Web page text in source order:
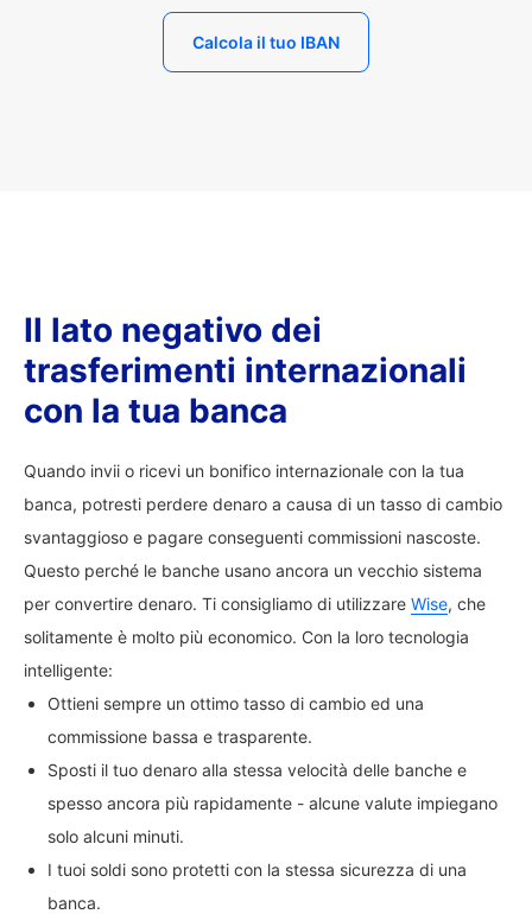
Calcola il tuo IBAN
Il lato negativo dei
trasferimenti internazionali
con la tua banca
Quando invii o ricevi un bonifico internazionale con la tua
banca, potresti perdere denaro a causa di un tasso di cambio
svantaggioso e pagare conseguenti commissioni nascoste.
Questo perché le banche usano ancora un vecchio sistema
per convertire denaro. Ti consigliamo di utilizzare Wise, che
solitamente è molto più economico. Con la loro tecnologia
intelligente:
Ottieni sempre un ottimo tasso di cambio ed una
commissione bassa e trasparente.
Sposti il tuo denaro alla stessa velocità delle banche e
spesso ancora più rapidamente - alcune valute impiegano
solo alcuni minuti.
I tuoi soldi sono protetti con la stessa sicurezza di una
banca.